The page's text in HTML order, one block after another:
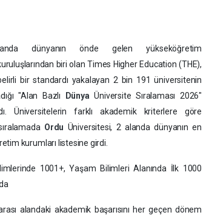
dünyanın önde gelen yükseköğretim
biri olan Times Higher Education (THE),
bir standardı yakalayan 2 bin 191 üniversitenin
"Alan Bazlı
DünyaÜniversite Sıralaması 2026"
Üniversitelerin farklı akademik kriterlere göre
Ordu Üniversitesi, 2 alanda dünyanın en
kurumları listesine girdi.
1001+, Yaşam Bilimleri Alanında İlk 1000
alandaki akademik başarısını her geçen dönem